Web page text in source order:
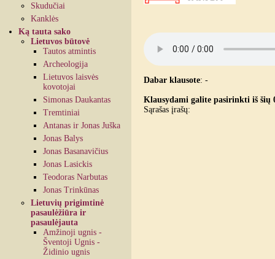
Skudučiai
Kanklės
Ką tauta sako
Lietuvos būtovė
Tautos atmintis
Archeologija
Lietuvos laisvės
kovotojai
Simonas Daukantas
Tremtiniai
Antanas ir Jonas Juška
Jonas Balys
Jonas Basanavičius
Jonas Lasickis
Teodoras Narbutas
Jonas Trinkūnas
Lietuvių prigimtinė
pasaulėžiūra ir
pasaulėjauta
Amžinoji ugnis -
Šventoji Ugnis -
Židinio ugnis
Dabar klausote: -
Klausydami galite pasirinkti iš šių
Sąrašas įrašų: